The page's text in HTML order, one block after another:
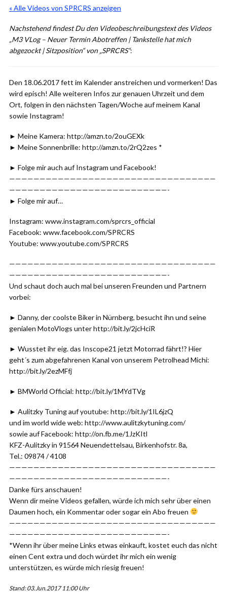
« Alle Videos von SPRCRS anzeigen
Nachstehend findest Du den Videobeschreibungstext des Videos
„M3 VLog – Neuer Termin Abotreffen | Tankstelle hat mich
abgezockt | Sitzposition“ von „SPRCRS“:
Den 18.06.2017 fett im Kalender anstreichen und vormerken! Das
wird episch! Alle weiteren Infos zur genauen Uhrzeit und dem
Ort, folgen in den nächsten Tagen/Woche auf meinem Kanal
sowie Instagram!
► Meine Kamera: http://amzn.to/2ouGEXk
► Meine Sonnenbrille: http://amzn.to/2rQ2zes *
► Folge mir auch auf Instagram und Facebook!
——————————————————————————————————
——————————————————————————-
► Folge mir auf…
Instagram: www.instagram.com/sprcrs_official
Facebook: www.facebook.com/SPRCRS
Youtube: www.youtube.com/SPRCRS
——————————————————————————————————
——————————————————————————-
Und schaut doch auch mal bei unseren Freunden und Partnern
vorbei:
► Danny, der coolste Biker in Nürnberg, besucht ihn und seine
genialen MotoVlogs unter http://bit.ly/2jcHciR
► Wusstet ihr eig. das Inscope21 jetzt Motorrad fährt!? Hier
geht´s zum abgefahrenen Kanal von unserem Petrolhead Michi:
http://bit.ly/2ezMFfj
► BMWorld Official: http://bit.ly/1MYdTVg
► Aulitzky Tuning auf youtube: http://bit.ly/1IL6jzQ
und im world wide web: http://www.aulitzkytuning.com/
sowie auf Facebook: http://on.fb.me/1JzKItl
KFZ-Aulitzky in 91564 Neuendettelsau, Birkenhofstr. 8a,
Tel.: 09874 / 4108
——————————————————————————————————
——————————————————————————-
Danke fürs anschauen!
Wenn dir meine Videos gefallen, würde ich mich sehr über einen
Daumen hoch, ein Kommentar oder sogar ein Abo freuen
——————————————————————————————————
——————————————————————————-
*Wenn ihr über meine Links etwas einkauft, kostet euch das nicht
einen Cent extra und doch würdet ihr mich ein wenig
unterstützen, es würde mich riesig freuen!
Stand: 03.Jun.2017 11:00 Uhr